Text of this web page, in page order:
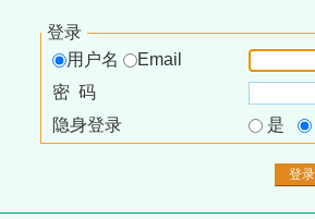
登录
用户名
Email
密 码
隐身登录
是